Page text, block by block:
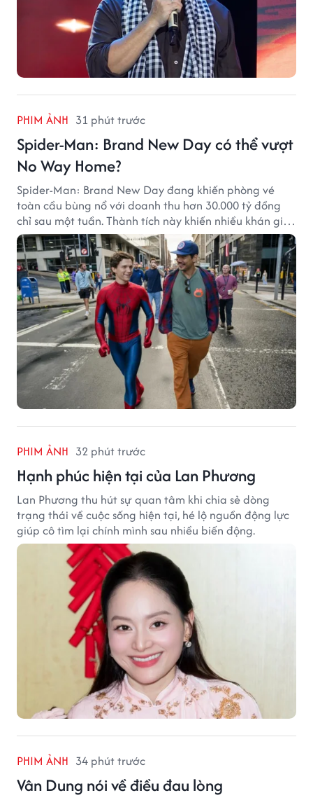
PHIM ẢNH 31 phút trước
Spider-Man: Brand New Day có thể vượt
No Way Home?
Spider-Man: Brand New Day đang khiến phòng vé
toàn cầu bùng nổ với doanh thu hơn 30.000 tỷ đồng
chỉ sau một tuần. Thành tích này khiến nhiều khán giả
đặt câu hỏi liệu bộ phim mới của Tom Holland có thể
phá kỷ lục mà No Way Home từng thiết lập hay không.
PHIM ẢNH 32 phút trước
Hạnh phúc hiện tại của Lan Phương
Lan Phương thu hút sự quan tâm khi chia sẻ dòng
trạng thái về cuộc sống hiện tại, hé lộ nguồn động lực
giúp cô tìm lại chính mình sau nhiều biến động.
PHIM ẢNH 34 phút trước
Vân Dung nói về điều đau lòng